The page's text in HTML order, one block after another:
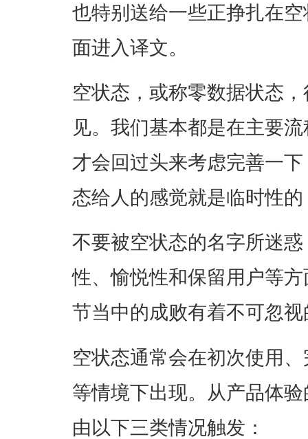
也特别送给一些正挣扎在
面进入译文。
空状态，或称零数据状态
见。我们基本都是在主要
才会回过头来考虑完善一
态给人的感觉就是临时性
不要被空状态的名字所迷
性、愉悦性和保留用户等
节当中的成败有着不可忽
空状态通常会在初次使用
等情境下出现。从产品体
由以下三类情况触发：